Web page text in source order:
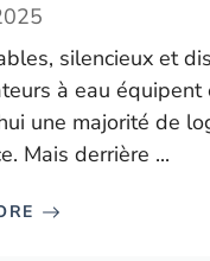
silencieux et
à eau équipent
une majorité de
Mais derrière ...